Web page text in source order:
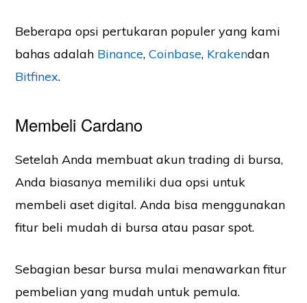
Beberapa opsi pertukaran populer yang kami
bahas adalah Binance,Coinbase, Krakendan
Bitfinex.
Membeli Cardano
Setelah Anda membuat akun trading di bursa,
Anda biasanya memiliki dua opsi untuk
membeli aset digital. Anda bisa menggunakan
fitur beli mudah di bursa atau pasar spot.
Sebagian besar bursa mulai menawarkan fitur
pembelian yang mudah untuk pemula.